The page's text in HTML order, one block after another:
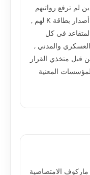
لم ترفع رواتبهم
على البطاقة على الرغم من أنه قد تم أصدار بطاقة K لهم ,
في كل
والمدني ,
قبل متخذي القرار
المعنية
الامتصاصية